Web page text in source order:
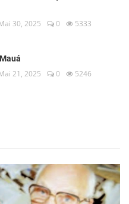
30, 2025 0 5333
21, 2025 0 5246